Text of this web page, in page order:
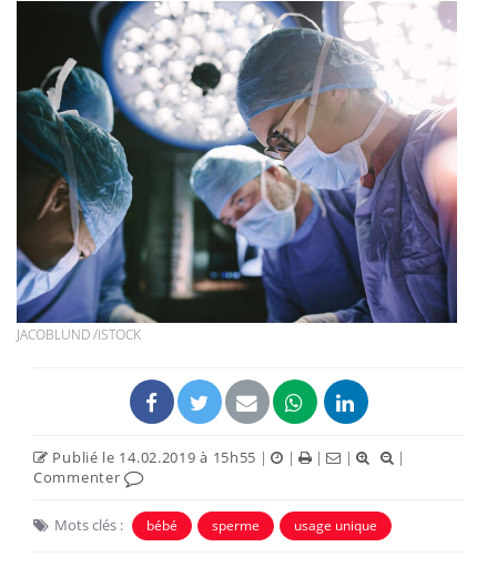
JACOBLUND /ISTOCK
Publié le 14.02.2019 à 15h55 | | | |
|
Commenter
Mots clés : bébé sperme usage unique